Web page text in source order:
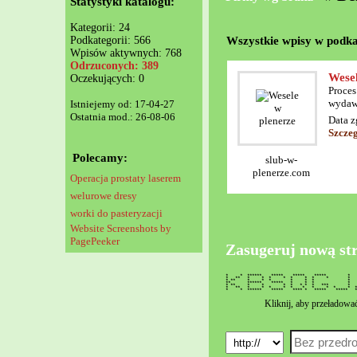
Kategorii: 24
Podkategorii: 566
Wpisów aktywnych: 768
Odrzuconych: 389
Oczekujących: 0
Istniejemy od: 17-04-27
Ostatnia mod.: 26-08-06
Polecamy:
Operacja prostaty laserem
welurowe dresy
worki do pasteryzacji
Website Screenshots by
PagePeeker
Wszystkie wpisy w
slub-w-
plenerze.com
Data
Zasugeruj nową
* * ****** ***** *****
* ** * * * * * * * *
* ** * * * * * * *
** ****** ***** * * *
* ** * * * * * * * *** *
* ** * * * * * * * * *
* * ****** ***** **** * ***** *****
Kliknij, aby